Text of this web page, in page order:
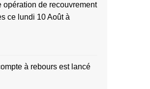
opération de recouvrement
ce lundi 10 Août à
à rebours est lancé